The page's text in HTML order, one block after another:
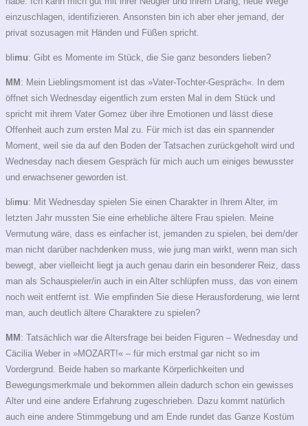
einzuschlagen, identifizieren. Ansonsten bin ich aber eher jemand, der
privat sozusagen mit Händen und Füßen spricht.
blimu: Gibt es Momente im Stück, die Sie ganz besonders lieben?
MM: Mein Lieblingsmoment ist das »Vater-Tochter-Gespräch«. In dem
öffnet sich Wednesday eigentlich zum ersten Mal in dem Stück und
spricht mit ihrem Vater Gomez über ihre Emotionen und lässt diese
Offenheit auch zum ersten Mal zu. Für mich ist das ein spannender
Moment, weil sie da auf den Boden der Tatsachen zurückgeholt wird und
Wednesday nach diesem Gespräch für mich auch um einiges bewusster
und erwachsener geworden ist.
blimu: Mit Wednesday spielen Sie einen Charakter in Ihrem Alter, im
letzten Jahr mussten Sie eine erhebliche ältere Frau spielen. Meine
Vermutung wäre, dass es einfacher ist, jemanden zu spielen, bei dem/der
man nicht darüber nachdenken muss, wie jung man wirkt, wenn man sich
bewegt, aber vielleicht liegt ja auch genau darin ein besonderer Reiz, dass
man als Schauspieler/in auch in ein Alter schlüpfen muss, das von einem
noch weit entfernt ist. Wie empfinden Sie diese Herausforderung, wie lernt
man, auch deutlich ältere Charaktere zu spielen?
MM: Tatsächlich war die Altersfrage bei beiden Figuren – Wednesday und
Cäcilia Weber in »MOZART!« – für mich erstmal gar nicht so im
Vordergrund. Beide haben so markante Körperlichkeiten und
Bewegungsmerkmale und bekommen allein dadurch schon ein gewisses
Alter und eine andere Erfahrung zugeschrieben. Dazu kommt natürlich
auch eine andere Stimmgebung und am Ende rundet das Ganze Kostüm